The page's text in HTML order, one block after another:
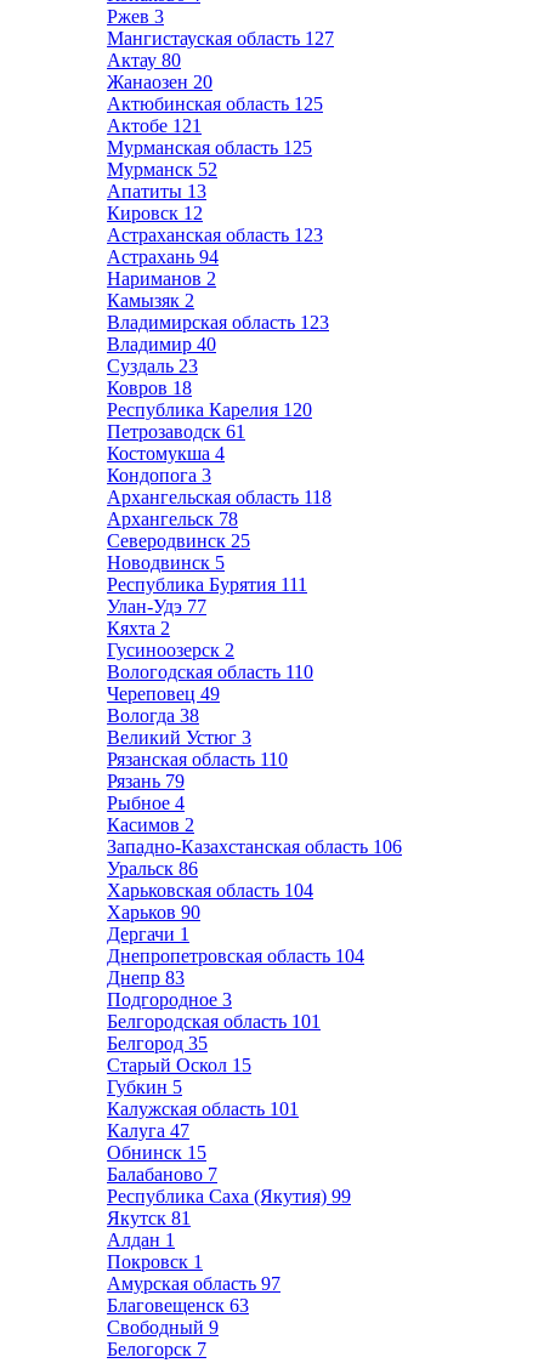
Ржев 3
Мангистауская область 127
Актау 80
Жанаозен 20
Актюбинская область 125
Актобе 121
Мурманская область 125
Мурманск 52
Апатиты 13
Кировск 12
Астраханская область 123
Астрахань 94
Нариманов 2
Камызяк 2
Владимирская область 123
Владимир 40
Суздаль 23
Ковров 18
Республика Карелия 120
Петрозаводск 61
Костомукша 4
Кондопога 3
Архангельская область 118
Архангельск 78
Северодвинск 25
Новодвинск 5
Республика Бурятия 111
Улан-Удэ 77
Кяхта 2
Гусиноозерск 2
Вологодская область 110
Череповец 49
Вологда 38
Великий Устюг 3
Рязанская область 110
Рязань 79
Рыбное 4
Касимов 2
Западно-Казахстанская область 106
Уральск 86
Харьковская область 104
Харьков 90
Дергачи 1
Днепропетровская область 104
Днепр 83
Подгородное 3
Белгородская область 101
Белгород 35
Старый Оскол 15
Губкин 5
Калужская область 101
Калуга 47
Обнинск 15
Балабаново 7
Республика Саха (Якутия) 99
Якутск 81
Алдан 1
Покровск 1
Амурская область 97
Благовещенск 63
Свободный 9
Белогорск 7